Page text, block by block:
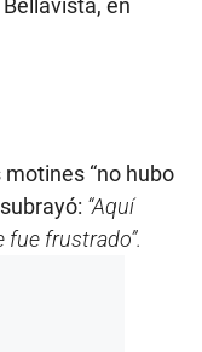
“no hubo
“Aquí
frustrado”.